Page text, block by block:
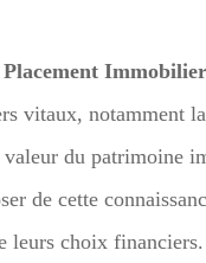
Placement
vitaux, notamment la
du patrimoine
de cette
leurs choix